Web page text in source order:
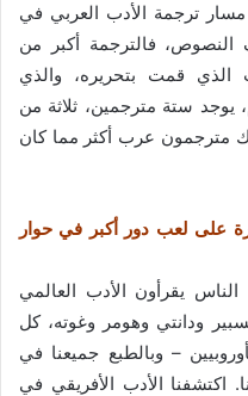
ترجمة الأدب العربي في
النصوص، فالترجمة أكبر من
الذي قمت بتحريره، والذي
ستة مترجمين، ثلاثة من
مترجمون عرب أكثر مما كان
على لعب دور أكبر في حوار
يقرأون الأدب العالمي
ودانتي وهومر وغوته، كل
– وبالطبع جميعنا في
اكتشفنا الأدب الأفريقي في